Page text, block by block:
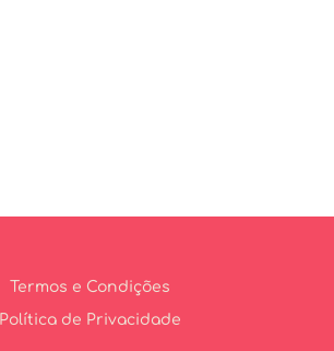
Termos e Condições
Política de Privacidade